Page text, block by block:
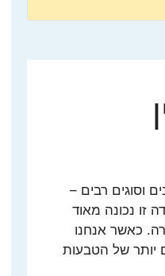
וסוגים רבים –
זו נכונה מאוד
כאשר אנחנו
יותר של הטבעות